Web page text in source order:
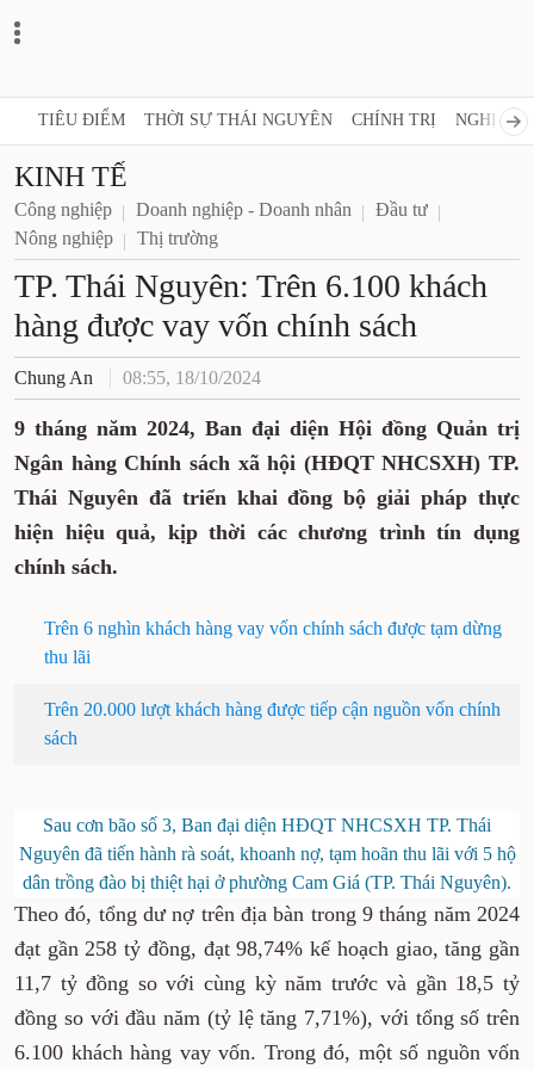
TIÊU ĐIỂM THỜI SỰ THÁI NGUYÊN CHÍNH TRỊ NGHỊ
KINH TẾ
Công nghiệp Doanh nghiệp - Doanh nhân
Đầu tư
Nông nghiệp
Thị trường
TP. Thái Nguyên: Trên 6.100 khách
hàng được vay vốn chính sách
Chung An 08:55, 18/10/2024
9 tháng năm 2024, Ban đại diện Hội đồng Quản trị
Ngân hàng Chính sách xã hội (HĐQT NHCSXH) TP.
Thái Nguyên đã triển khai đồng bộ giải pháp thực
hiện hiệu quả, kịp thời các chương trình tín dụng
chính sách.
Trên 6 nghìn khách hàng vay vốn chính sách được tạm dừng
thu lãi
Trên 20.000 lượt khách hàng được tiếp cận nguồn vốn chính
sách
Sau cơn bão số 3, Ban đại diện HĐQT NHCSXH TP. Thái
Nguyên đã tiến hành rà soát, khoanh nợ, tạm hoãn thu lãi với 5 hộ
dân trồng đào bị thiệt hại ở phường Cam Giá (TP. Thái Nguyên).
Theo đó, tổng dư nợ trên địa bàn trong 9 tháng năm 2024
đạt gần 258 tỷ đồng, đạt 98,74% kế hoạch giao, tăng gần
11,7 tỷ đồng so với cùng kỳ năm trước và gần 18,5 tỷ
đồng so với đầu năm (tỷ lệ tăng 7,71%), với tổng số trên
6.100 khách hàng vay vốn. Trong đó, một số nguồn vốn